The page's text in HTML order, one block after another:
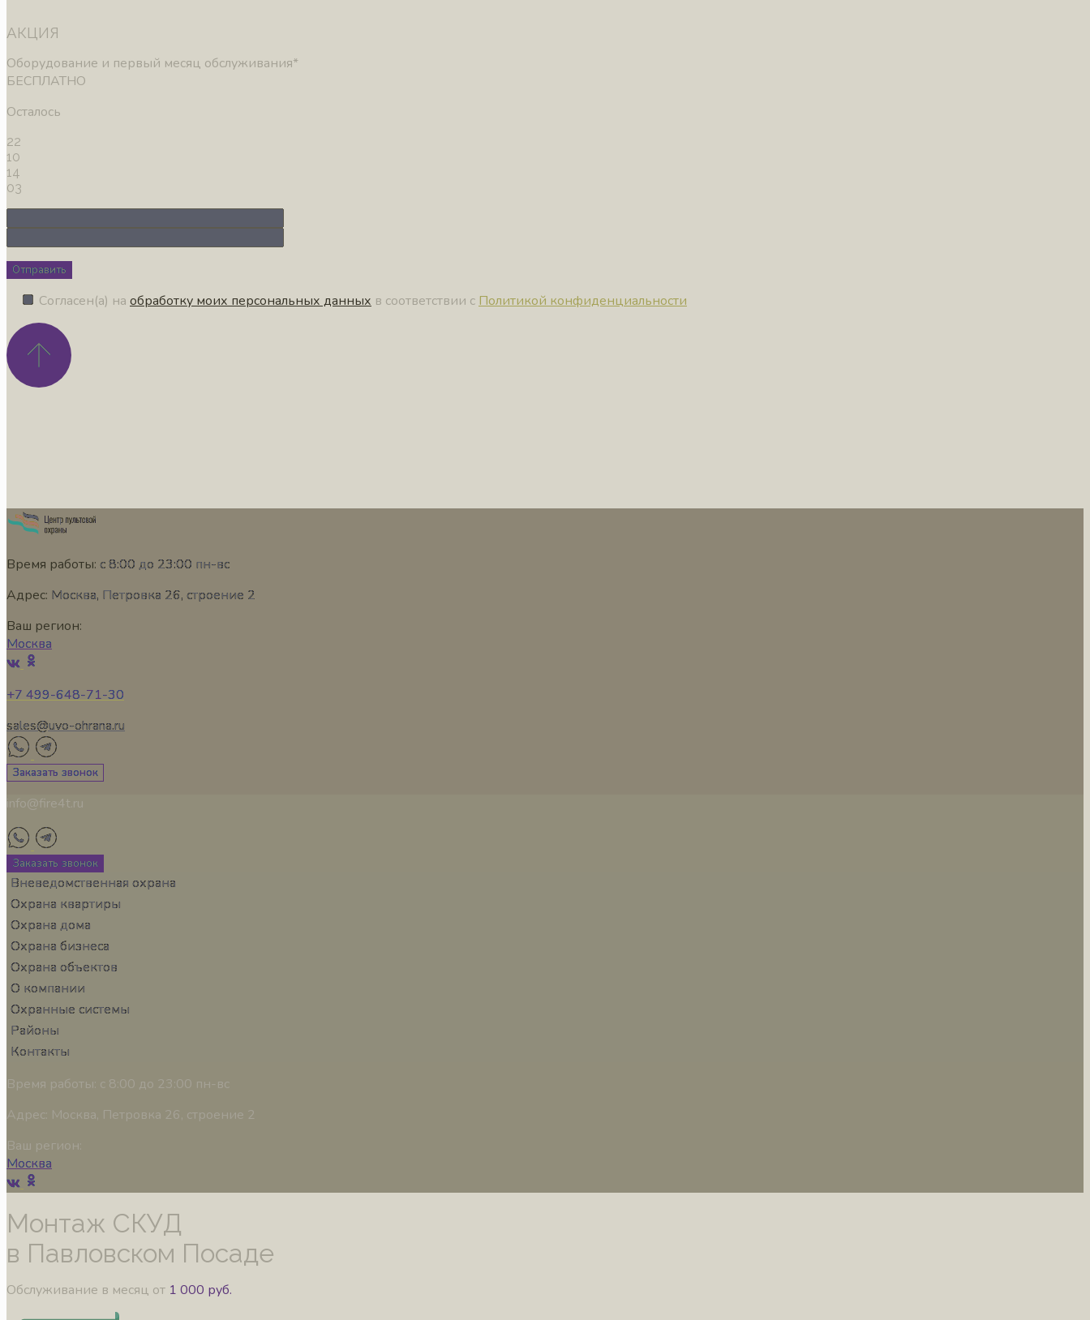
АКЦИЯ
Оборудование и первый месяц обслуживания*
БЕСПЛАТНО
Осталось
22
10
14
02
Отправить
Согласен(а) на обработку моих персональных данных в соответствии с Политикой конфиденциальности
Время работы: с 8:00 до 23:00 пн-вс
Адрес: Москва, Петровка 26, строение 2
Ваш регион:
Москва
+7 499-648-71-30
sales@uvo-ohrana.ru
Заказать звонок
info@fire4t.ru
Заказать звонок
Вневедомственная охрана
Охрана квартиры
Охрана дома
Охрана бизнеса
Охрана объектов
О компании
Охранные системы
Районы
Контакты
Время работы: с 8:00 до 23:00 пн-вс
Адрес: Москва, Петровка 26, строение 2
Ваш регион:
Москва
Монтаж СКУД
в Павловском Посаде
Обслуживание в месяц от 1 000 руб.